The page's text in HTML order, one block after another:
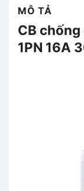
MÔ TẢ
CB
1PN 16A